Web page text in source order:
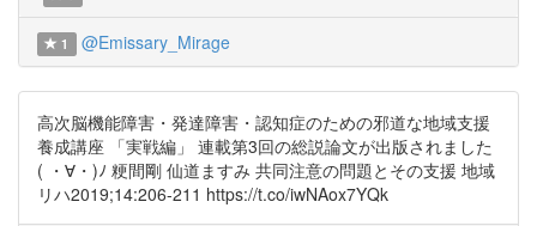
1 @Emissary_Mirage
高次脳機能障害・発達障害・認知症のための邪道な地域支援
養成講座 「実戦編」 連載第3回の総説論文が出版されました
( ・∀・)ﾉ 粳間剛 仙道ますみ 共同注意の問題とその支援 地域
リハ2019;14:206-211 https://t.co/iwNAox7YQk